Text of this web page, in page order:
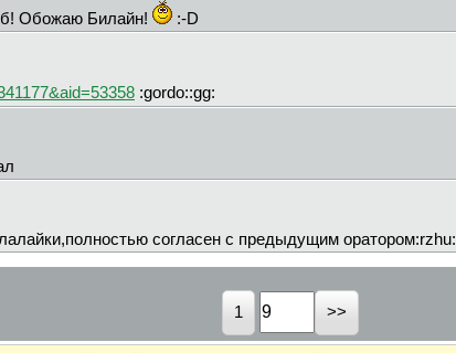
Обожаю Билайн!
:-D
:gordo::gg:
согласен с предыдущим оратором:rzhu:
1